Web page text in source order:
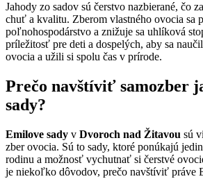
Jahody zo sadov sú čerstvo nazbierané, čo
chuť a kvalitu. Zberom vlastného ovocia sa
poľnohospodárstvo a znižuje sa uhlíková
príležitosť pre deti a dospelých, aby sa
ovocia a užili si spolu čas v prírode.
Prečo navštíviť samozber
sady?
Emilove sady v Dvoroch nad Žitavou sú
zber ovocia. Sú to sady, ktoré ponúkajú
rodinu a možnosť vychutnať si čerstvé
je niekoľko dôvodov, prečo navštíviť práve